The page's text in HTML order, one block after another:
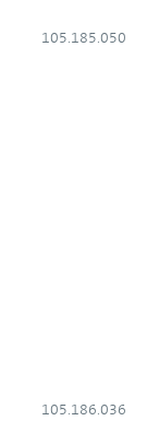
105.185.050
105.186.036